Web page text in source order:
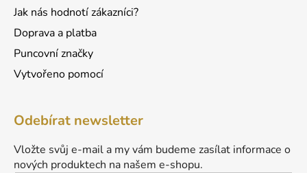
Jak nás hodnotí zákazníci?
Doprava a platba
Puncovní značky
Vytvořeno pomocí
Odebírat newsletter
Vložte svůj e-mail a my vám budeme zasílat informace o
nových produktech na našem e-shopu.